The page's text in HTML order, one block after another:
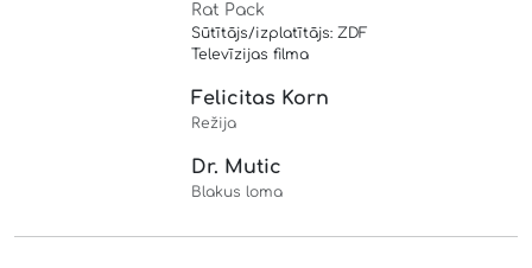
Rat Pack
Sūtītājs/izplatītājs: ZDF
Televīzijas filma
Felicitas Korn
Režija
Dr. Mutic
Blakus loma